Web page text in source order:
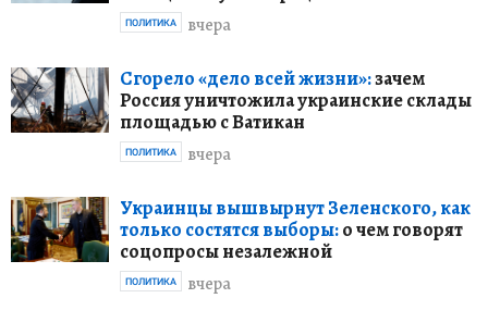
вчера
ПОЛИТИКА
Сгорело «дело всей жизни»:зачем
Россия уничтожила украинские склады
площадью с Ватикан
вчера
ПОЛИТИКА
Украинцы вышвырнут Зеленского, как
только состятся выборы:о чем говорят
соцопросы незалежной
вчера
ПОЛИТИКА